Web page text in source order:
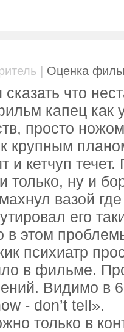
| Оценка
что
капец как
просто
крупным
и кетчуп
только, ну и
вазой
его
в этом
психиатр
в фильме.
Видимо в
- don’t tell».
только в